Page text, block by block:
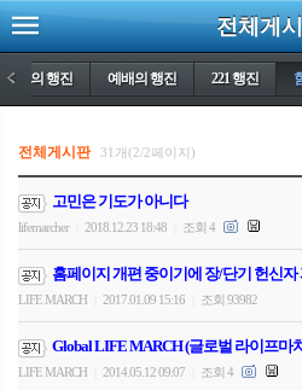
전체게
<
생명의 행진 예배의 행진 221 행진
전체게시판 31개(2/2페이지)
고민은 기도가 아니다
lifemarcher 2018.12.23 18:48 조회 4
홈페이지 개편 중이기에 장/단기 헌신
LIFE MARCH 2017.01.09 15:16 조회 93982
Global LIFE MARCH (글로벌 라이프마
LIFE MARCH 2014.05.12 09:07 조회 4